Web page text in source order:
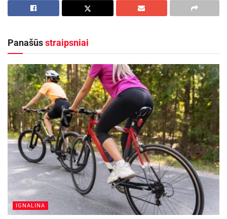
Pasaulio sportinio nardymo čempionatas ir
dėl čempionų laurų grumiasi pajėgiausi savo
srities atstovai, Lietuvoje rengiamos pirmą kartą.
Nors mūsų šalyje sportinis nardymas dar yra
jauna sporto šaka, dėl lietuvių pasiekimų Sankt
Peterburge, kur pastarąjį kartą vyko Pasaulio
čempionatas, nuspręsta šįkart varžybas surengti
būtent Elektrėnuose. Tuomet Lietuvos delegacija
iš svarbiausių metų kovų parsivežė šešis bronzos
medalius.
„Tikimės, jog šįmet pavyks išlaikyti turėtus
rezultatus ir startas čempionate bus toks pats
sėkmingas“, – sakė sportinio nardymo
Panašūsstraipsniai
IGNALINA